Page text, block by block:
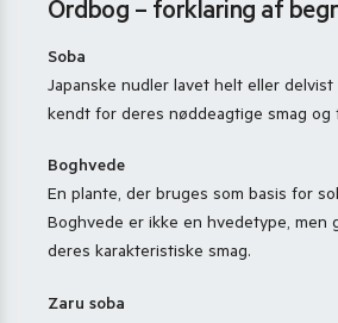
Ordbog – forklaring af
Soba
Japanske nudler lavet helt eller delvist
kendt for deres nøddeagtige smag og
Boghvede
En plante, der bruges som basis for
Boghvede er ikke en hvedetype, men
deres karakteristiske smag.
Zaru soba